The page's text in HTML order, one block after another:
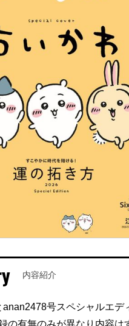
内容紹介
号スペシャルエデ